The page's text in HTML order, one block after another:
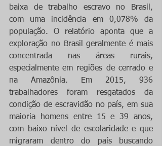
baixa de trabalho escravo no Brasil,
com uma incidência em 0,078% da
população. O relatório aponta que a
exploração no Brasil geralmente é mais
concentrada nas áreas rurais,
especialmente em regiões de cerrado e
na Amazônia. Em 2015, 936
trabalhadores foram resgatados da
condição de escravidão no país, em sua
maioria homens entre 15 e 39 anos,
com baixo nível de escolaridade e que
migraram dentro do país buscando